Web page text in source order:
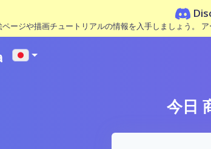
ージや描画チュートリアルの情報を入手しましょう。
今日